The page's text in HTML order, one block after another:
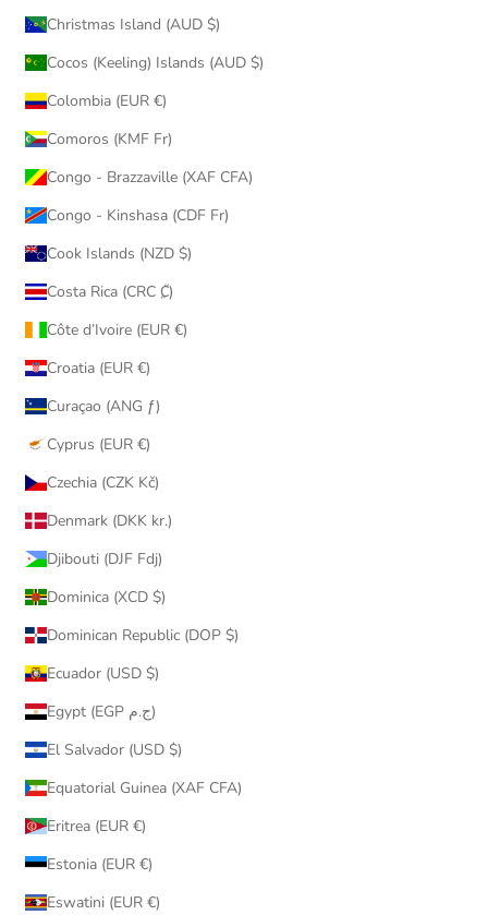
Christmas Island (AUD $)
Cocos (Keeling) Islands (AUD $)
Colombia (EUR €)
Comoros (KMF Fr)
Congo - Brazzaville (XAF CFA)
Congo - Kinshasa (CDF Fr)
Cook Islands (NZD $)
Costa Rica (CRC ₡)
Côte d’Ivoire (EUR €)
Croatia (EUR €)
Curaçao (ANG ƒ)
Cyprus (EUR €)
Czechia (CZK Kč)
Denmark (DKK kr.)
Djibouti (DJF Fdj)
Dominica (XCD $)
Dominican Republic (DOP $)
Ecuador (USD $)
Egypt (EGP ج.م)
El Salvador (USD $)
Equatorial Guinea (XAF CFA)
Eritrea (EUR €)
Estonia (EUR €)
Eswatini (EUR €)